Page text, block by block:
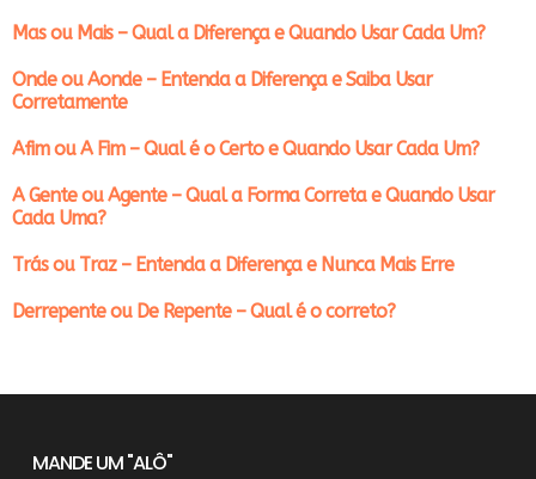
Mas ou Mais – Qual a Diferença e Quando Usar Cada Um?
Onde ou Aonde – Entenda a Diferença e Saiba Usar
Corretamente
Afim ou A Fim – Qual é o Certo e Quando Usar Cada Um?
A Gente ou Agente – Qual a Forma Correta e Quando Usar
Cada Uma?
Trás ou Traz – Entenda a Diferença e Nunca Mais Erre
Derrepente ou De Repente – Qual é o correto?
MANDE UM "ALÔ"